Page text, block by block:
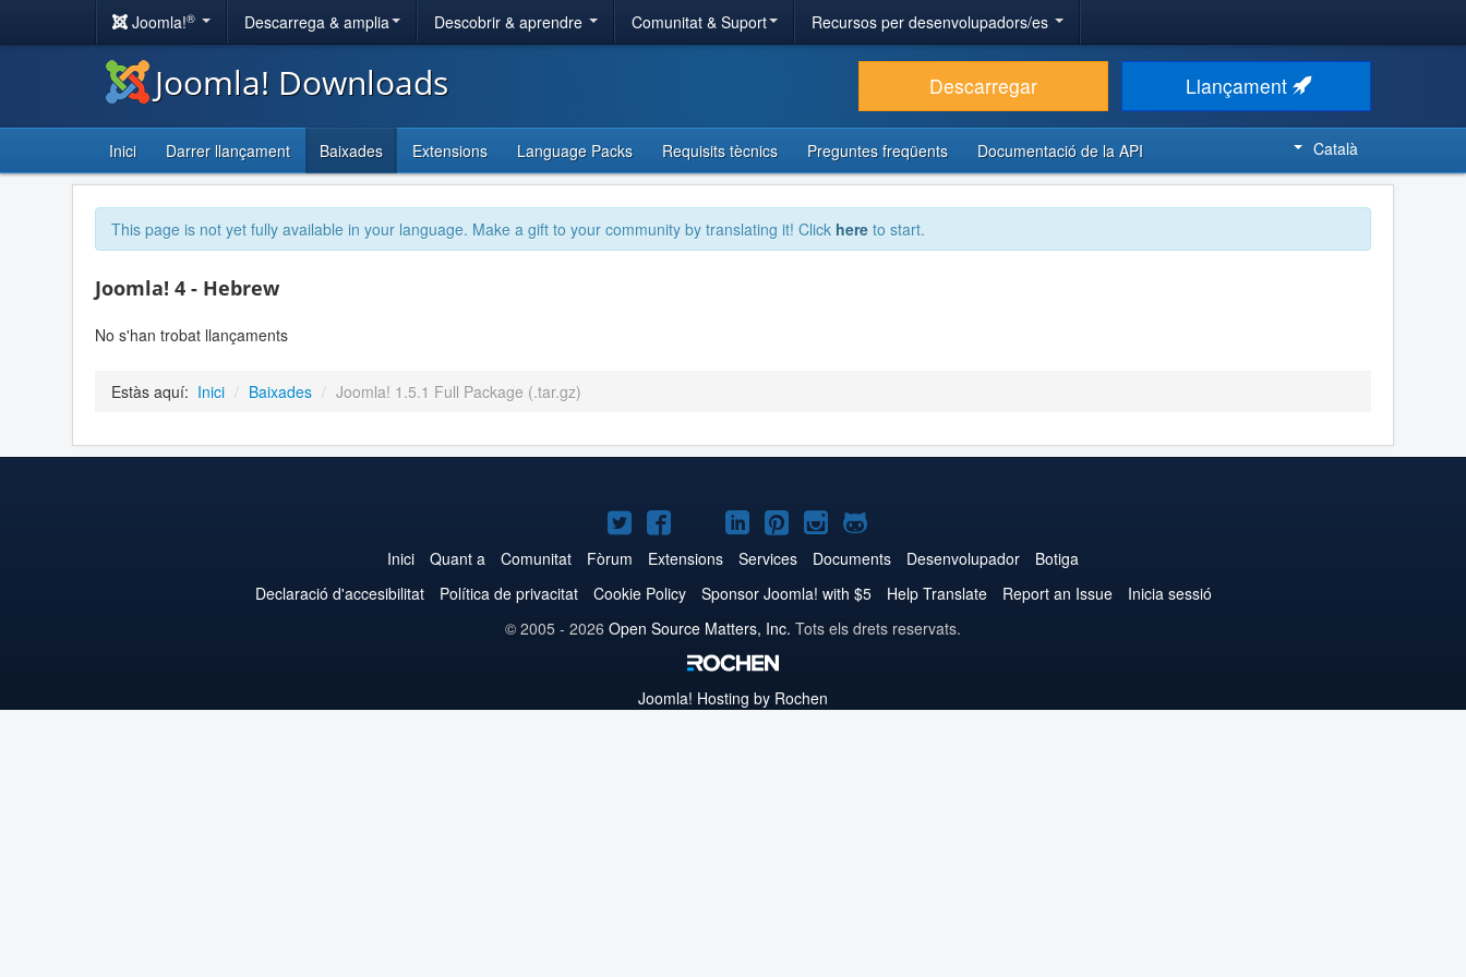
Joomla!® Descarrega & amplia Descobrir & aprendre Comunitat & Suport Recursos per desenvolupadors/es
Joomla! Downloads Descarregar Llançament
Inici Darrer llançament Baixades Extensions Language Packs Requisits tècnics Preguntes freqüents Documentació de la API Català
This page is not yet fully available in your language. Make a gift to your community by translating it! Click here to start.
Joomla! 4 - Hebrew
No s'han trobat llançaments
Estàs aquí: Inici / Baixades / Joomla! 1.5.1 Full Package (.tar.gz)
Joomla!
a
Twitter
Joomla!
a
Facebook
Joomla!
a
YouTube
Joomla!
a
LinkedIn
Joomla!
a
Pinterest
Joomla!
a
Instagram
Joomla!
a
GitHub
Inici Quant a Comunitat Fòrum Extensions Services Documents Desenvolupador
Botiga
Declaració d'accesibilitat
Política de privacitat Cookie Policy Sponsor Joomla! with $5 Help Translate Report an Issue
Inicia sessió
© 2005 - 2026 Open Source Matters, Inc. Tots els drets reservats.
Joomla! Hosting by Rochen